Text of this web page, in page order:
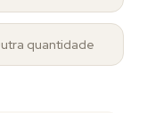
quantidade